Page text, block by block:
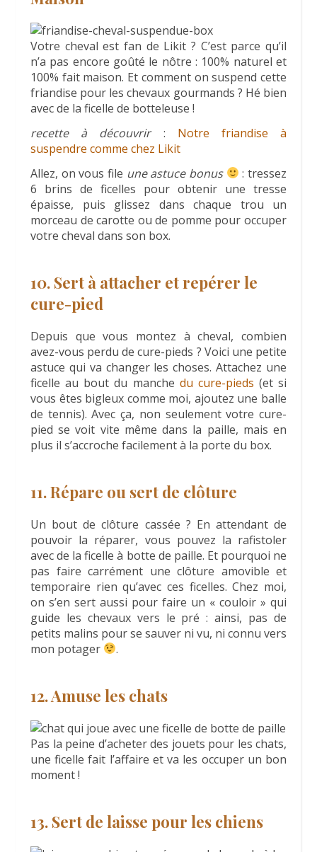
Votre cheval est fan de Likit ? C’est parce qu’il
n’a pas encore goûté le nôtre : 100% naturel et
100% fait maison. Et comment on suspend cette
friandise pour les chevaux gourmands ? Hé bien
avec de la ficelle de botteleuse !
recette à découvrir : Notre friandise à
suspendre comme chez Likit
Allez, on vous file une astuce bonus
: tressez
6 brins de ficelles pour obtenir une tresse
épaisse, puis glissez dans chaque trou un
morceau de carotte ou de pomme pour occuper
votre cheval dans son box.
10. Sert à attacher et repérer le
cure-pied
Depuis que vous montez à cheval, combien
avez-vous perdu de cure-pieds ? Voici une petite
astuce qui va changer les choses. Attachez une
ficelle au bout du manche du cure-pieds (et si
vous êtes bigleux comme moi, ajoutez une balle
de tennis). Avec ça, non seulement votre cure-
pied se voit vite même dans la paille, mais en
plus il s’accroche facilement à la porte du box.
11. Répare ou sert de clôture
Un bout de clôture cassée ? En attendant de
pouvoir la réparer, vous pouvez la rafistoler
avec de la ficelle à botte de paille. Et pourquoi ne
pas faire carrément une clôture amovible et
temporaire rien qu’avec ces ficelles. Chez moi,
on s’en sert aussi pour faire un « couloir » qui
guide les chevaux vers le pré : ainsi, pas de
petits malins pour se sauver ni vu, ni connu vers
mon potager
.
12. Amuse les chats
Pas la peine d’acheter des jouets pour les chats,
une ficelle fait l’affaire et va les occuper un bon
moment !
13. Sert de laisse pour les chiens